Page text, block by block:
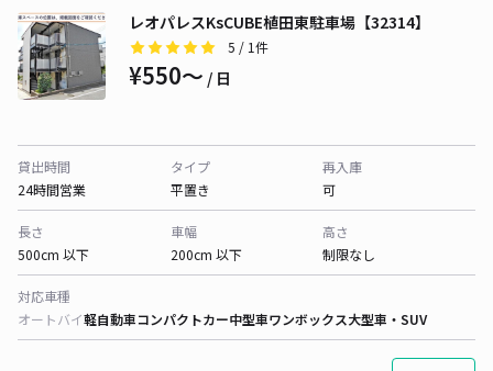
レオパレスKsCUBE植田東駐車場【32314】
5 / 1件
¥550〜 / 日
貸出時間
24時間営業
タイプ
平置き
再入庫
可
長さ
500cm 以下
車幅
200cm 以下
高さ
制限なし
対応車種
オートバイ軽自動車コンパクトカー中型車ワンボックス大型車・SUV